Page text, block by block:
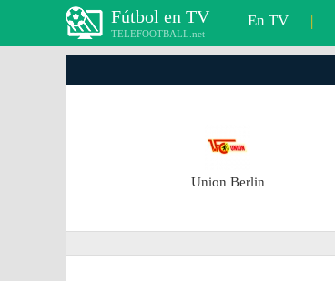
Fútbol en TV
TELEFOOTBALL.net
En TV |
Union Berlin